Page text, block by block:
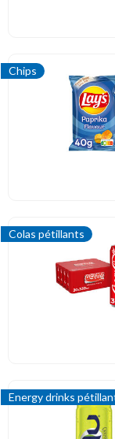
Chips
Colas pétillants
Energy drinks